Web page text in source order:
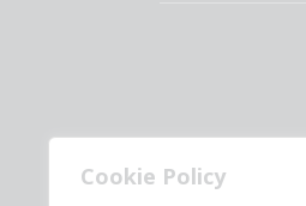
Cookie Policy